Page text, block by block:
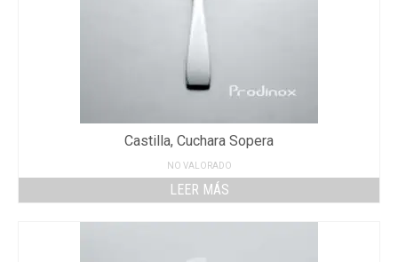
Castilla, Cuchara Sopera
NO VALORADO
LEER MÁS